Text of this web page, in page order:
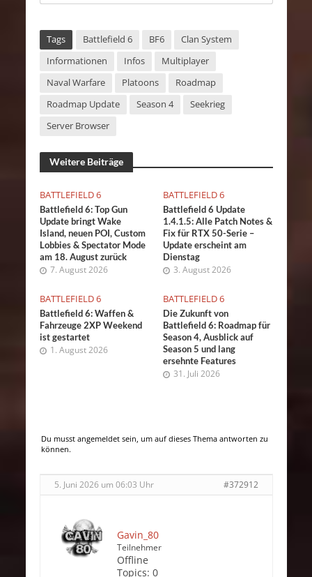
Tags Battlefield 6 BF6
Clan System
Informationen
Infos
Multiplayer
Naval Warfare
Platoons
Roadmap
Roadmap Update
Season 4
Seekrieg
Server Browser
Weitere Beiträge
BATTLEFIELD 6
Battlefield 6: Top Gun
Update bringt Wake
Island, neuen POI, Custom
Lobbies & Spectator Mode
am 18. August zurück
7. August 2026
BATTLEFIELD 6
Battlefield 6 Update
1.4.1.5: Alle Patch Notes &
Fix für RTX 50-Serie –
Update erscheint am
Dienstag
3. August 2026
BATTLEFIELD 6
Battlefield 6: Waffen &
Fahrzeuge 2XP Weekend
ist gestartet
1. August 2026
BATTLEFIELD 6
Die Zukunft von
Battlefield 6: Roadmap für
Season 4, Ausblick auf
Season 5 und lang
ersehnte Features
31. Juli 2026
Du musst angemeldet sein, um auf dieses Thema antworten zu
können.
5. Juni 2026 um 06:03 Uhr #372912
Gavin_80
Teilnehmer
Offline
Topics: 0